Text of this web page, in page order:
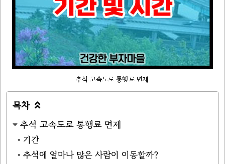
추석 고속도로 통행료 면제
목차 
추석 고속도로 통행료 면제
기간
추석에 얼마나 많은 사람이 이동할까?